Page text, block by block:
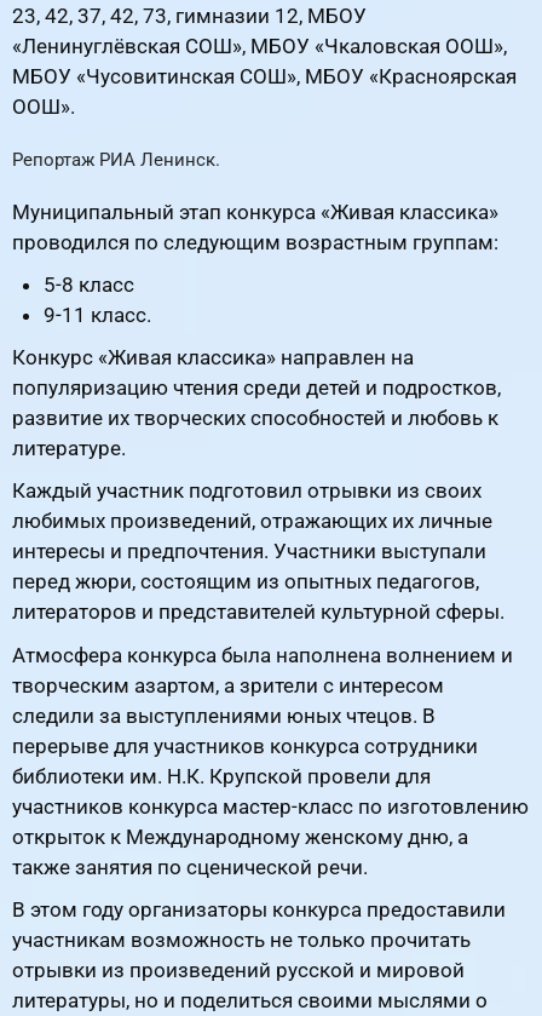
23, 42, 37, 42, 73, гимназии 12, МБОУ
«Ленинуглёвская СОШ», МБОУ «Чкаловская ООШ»,
МБОУ «Чусовитинская СОШ», МБОУ «Красноярская
ООШ».
Репортаж РИА Ленинск.
Муниципальный этап конкурса «Живая классика»
проводился по следующим возрастным группам:
5-8 класс
9-11 класс.
Конкурс «Живая классика» направлен на
популяризацию чтения среди детей и подростков,
развитие их творческих способностей и любовь к
литературе.
Каждый участник подготовил отрывки из своих
любимых произведений, отражающих их личные
интересы и предпочтения. Участники выступали
перед жюри, состоящим из опытных педагогов,
литераторов и представителей культурной сферы.
Атмосфера конкурса была наполнена волнением и
творческим азартом, а зрители с интересом
следили за выступлениями юных чтецов. В
перерыве для участников конкурса сотрудники
библиотеки им. Н.К. Крупской провели для
участников конкурса мастер-класс по изготовлению
открыток к Международному женскому дню, а
также занятия по сценической речи.
В этом году организаторы конкурса предоставили
участникам возможность не только прочитать
отрывки из произведений русской и мировой
литературы, но и поделиться своими мыслями о